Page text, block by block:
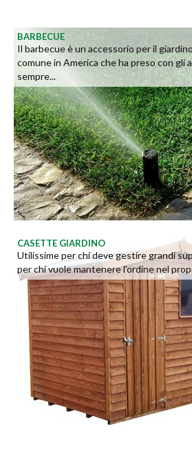
BARBECUE
Il barbecue è un accessorio per il
comune in America che ha preso con gli
sempre...
CASETTE GIARDINO
Utilissime per chi deve gestire grandi
per chi vuole mantenere l'ordine nel